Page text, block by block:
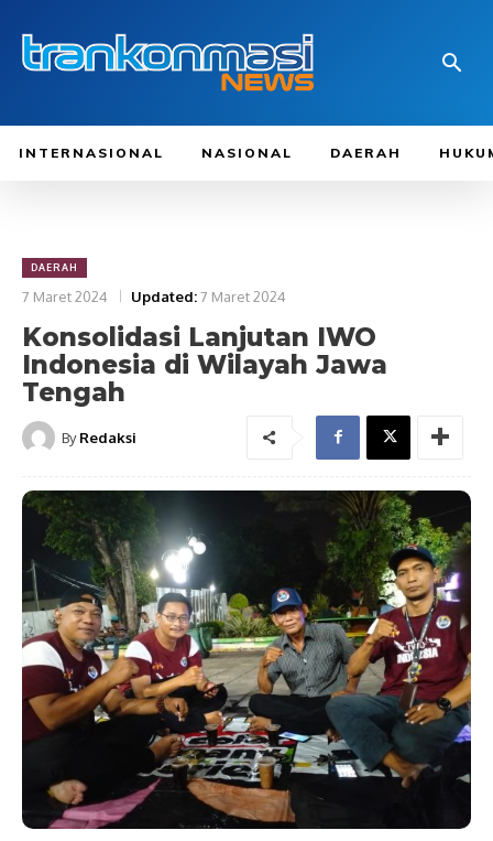
INTERNASIONAL NASIONAL DAERAH
DAERAH
7 Maret 2024 Updated:7 Maret 2024
Konsolidasi Lanjutan IWO
Indonesia di Wilayah Jawa
Tengah
By Redaksi